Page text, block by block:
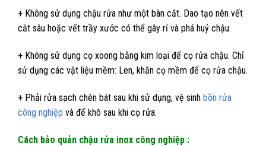
+ Không sử dụng chậu rửa như một bàn cắt. Dao tạo nên vết
cắt sâu hoặc vết trầy xước có thể gây rỉ và phá huỷ chậu.
+ Không sử dụng cọ xoong bằng kim loại để cọ rửa chậu. Chỉ
sử dụng các vật liệu mềm: Len, khăn cọ mềm để cọ rửa chậu.
+ Phải rửa sạch chén bát sau khi sử dụng, vệ sinh bồn rửa
công nghiệp và để khô sau khi cọ rửa.
Cách bảo quản chậu rửa inox công nghiệp :